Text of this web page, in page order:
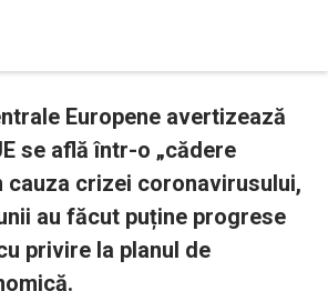
Europene avertizează
se află într-o „cădere
cauza crizei coronavirusului,
au făcut puține progrese
privire la planul de